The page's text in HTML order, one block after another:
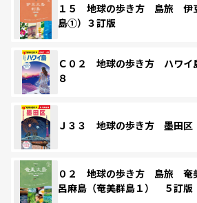
１５ 地球の歩き方 島旅 伊
島①）３訂版
Ｃ０２ 地球の歩き方 ハワイ
８
Ｊ３３ 地球の歩き方 墨田区
０２ 地球の歩き方 島旅
呂麻島（奄美群島１） ５訂版